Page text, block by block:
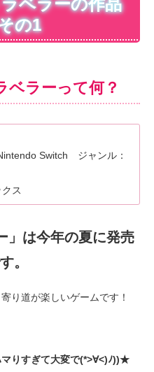
の1
ベラーって何？
Switch ジャンル：
ス
」は今年の夏に発売
。
り道が楽しいゲームです！
りすぎて大変で(*>∀<)ﾉ))★